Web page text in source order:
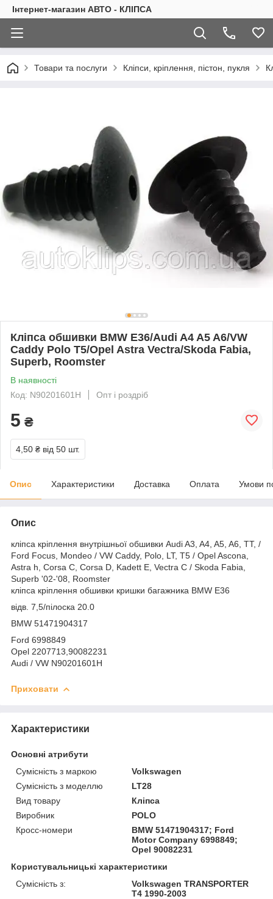
Інтернет-магазин АВТО - КЛІПСА
Товари та послуги Кліпси, кріплення, пістон, пукля
Кліпса обшивки BMW E36/Audi A4 A5 A6/VW
Caddy Polo T5/Opel Astra Vectra/Skoda Fabia,
Superb, Roomster
В наявності
Код: N90201601H
Опт і роздріб
5 ₴
4,50 ₴ від 50 шт.
Опис Характеристики Доставка Оплата Умови
Опис
кліпса кріплення внутрішньої обшивки Audi A3, A4, A5, A6, TT, /
Ford Focus, Mondeo / VW Caddy, Polo, LT, T5 / Opel Ascona,
Astra h, Corsa C, Corsa D, Kadett E, Vectra C / Skoda Fabia,
Superb '02-'08, Roomster
кліпса кріплення обшивки кришки багажника BMW Е36
відв. 7,5/пілоска 20.0
BMW 51471904317
Ford 6998849
Opel 2207713,90082231
Audi / VW N90201601H
Приховати
Характеристики
Основні атрибути
Сумісність з маркою
Volkswagen
Сумісність з моделлю
LT28
Вид товару
Кліпса
Виробник
POLO
Кросс-номери
BMW 51471904317; Ford
Motor Company 6998849;
Opel 90082231
Користувальницькі характеристики
Сумісність з:
Volkswagen TRANSPORTER
T4 1990-2003